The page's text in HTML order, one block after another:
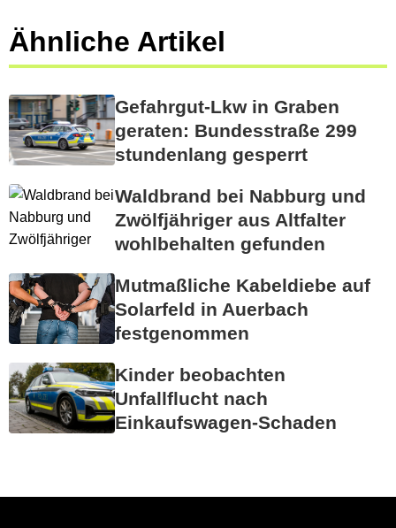
Ähnliche Artikel
Gefahrgut-Lkw in Graben
geraten: Bundesstraße 299
stundenlang gesperrt
Waldbrand bei Nabburg und
Zwölfjähriger aus Altfalter
wohlbehalten gefunden
Mutmaßliche Kabeldiebe auf
Solarfeld in Auerbach
festgenommen
Kinder beobachten
Unfallflucht nach
Einkaufswagen-Schaden